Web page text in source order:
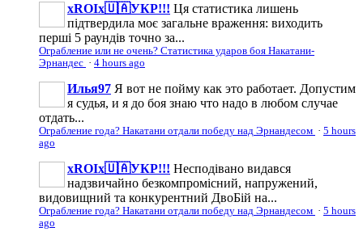
xROIx🇺🇦УКР!!! Ця статистика лишень
підтвердила моє загальне враження: виходить
перші 5 раундів точно за...
Ограбление или не очень? Статистика ударов боя Накатани-
Эрнандес · 4 hours ago
Илья97 Я вот не пойму как это работает. Допустим
я судья, и я до боя знаю что надо в любом случае
отдать...
Ограбление года? Накатани отдали победу над Эрнандесом · 5 hours
ago
xROIx🇺🇦УКР!!! Несподівано видався
надзвичайно безкомпромісний, напружений,
видовищний та конкурентний ДвоБій на...
Ограбление года? Накатани отдали победу над Эрнандесом · 5 hours
ago